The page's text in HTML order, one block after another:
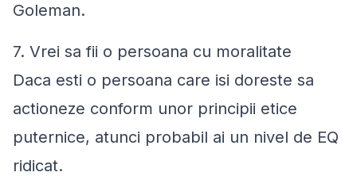
Goleman.
7. Vrei sa fii o persoana cu moralitate
Daca esti o persoana care isi doreste sa
actioneze conform unor principii etice
puternice, atunci probabil ai un nivel de EQ
ridicat.